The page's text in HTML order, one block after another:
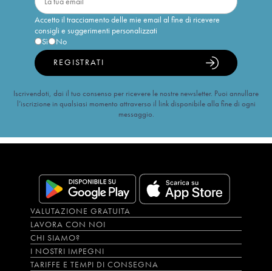
Accetto il tracciamento delle mie email al fine di ricevere
consigli e suggerimenti personalizzati
Sì
No
REGISTRATI
Iscrivendoti, dai il tuo consenso per ricevere le nostre newsletter. Puoi annullare
l’iscrizione in qualsiasi momento attraverso il link disponibile alla fine di ogni
messaggio.
VALUTAZIONE GRATUITA
LAVORA CON NOI
CHI SIAMO?
I NOSTRI IMPEGNI
TARIFFE E TEMPI DI CONSEGNA